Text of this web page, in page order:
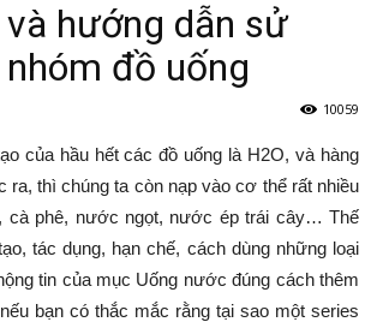
và hướng dẫn sử
đồ uống
10059
của hầu hết các đồ uống là H2O, và hàng
ra, thì chúng ta còn nạp vào cơ thể rất nhiều
cà phê, nước ngọt, nước ép trái cây… Thế
tác dụng, hạn chế, cách dùng những loại
tin của mục Uống nước đúng cách thêm
bạn có thắc mắc rằng tại sao một series